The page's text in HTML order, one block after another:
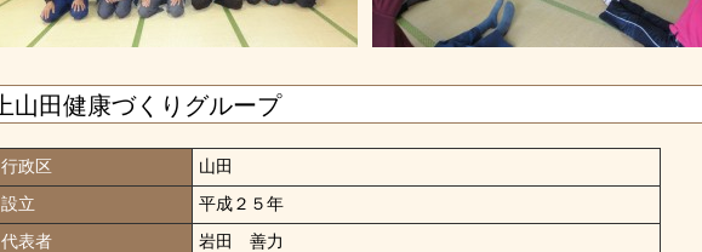
上山田健康づくりグループ
行政区
山田
設立
平成２５年
代表者
岩田 善力